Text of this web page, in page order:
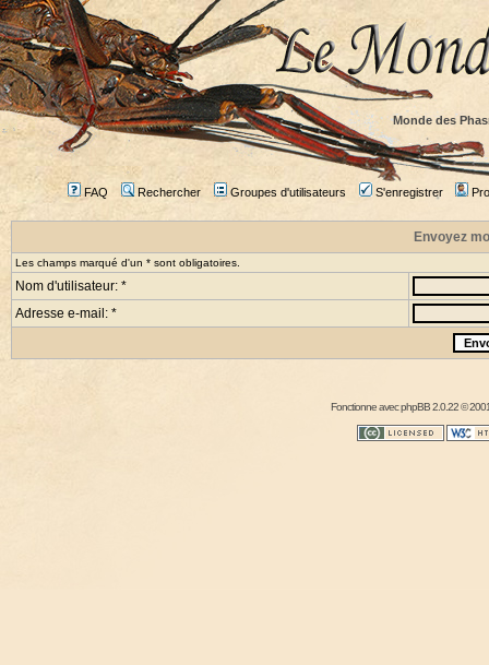
Monde des
FAQ Rechercher Groupes d'utilisateurs S'enregistrer
Envoyez
Les champs marqué d'un * sont obligatoires.
Nom d'utilisateur: *
Adresse e-mail: *
Fonctionne avecphpBB2.0.22 ©